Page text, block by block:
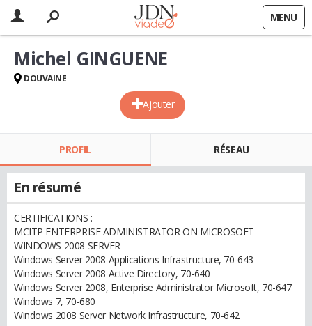
MENU
Ajouter
Michel GINGUENE
DOUVAINE
PROFIL RÉSEAU
En résumé
CERTIFICATIONS :
MCITP ENTERPRISE ADMINISTRATOR ON MICROSOFT
WINDOWS 2008 SERVER
Windows Server 2008 Applications Infrastructure, 70-643
Windows Server 2008 Active Directory, 70-640
Windows Server 2008, Enterprise Administrator Microsoft, 70-647
Windows 7, 70-680
Windows 2008 Server Network Infrastructure, 70-642